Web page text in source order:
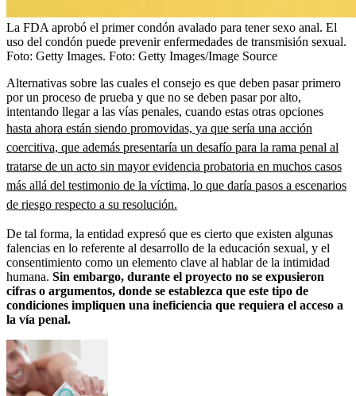
La FDA aprobó el primer condón avalado para tener sexo anal. El
uso del condón puede prevenir enfermedades de transmisión sexual.
Foto: Getty Images. Foto: Getty Images/Image Source
Alternativas sobre las cuales el consejo es que deben pasar primero
por un proceso de prueba y que no se deben pasar por alto,
intentando llegar a las vías penales, cuando estas otras opciones
hasta ahora están siendo promovidas, ya que sería una acción
coercitiva, que además presentaría un desafío para la rama penal al
tratarse de un acto sin mayor evidencia probatoria en muchos casos
más allá del testimonio de la víctima, lo que daría pasos a escenarios
de riesgo respecto a su resolución.
De tal forma, la entidad expresó que es cierto que existen algunas
falencias en lo referente al desarrollo de la educación sexual, y el
consentimiento como un elemento clave al hablar de la intimidad
humana. Sin embargo, durante el proyecto no se expusieron
cifras o argumentos, donde se establezca que este tipo de
condiciones impliquen una ineficiencia que requiera el acceso a
la vía penal.